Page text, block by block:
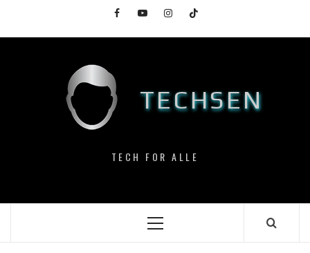
content
FacebookYouTubeInstagramTikTok
TECHSEN
TECH FOR ALLE
Primary